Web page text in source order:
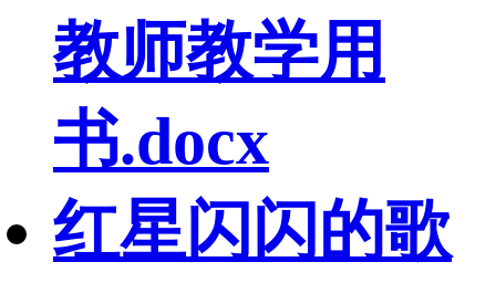
教师教学用
书.docx
红星闪闪的歌